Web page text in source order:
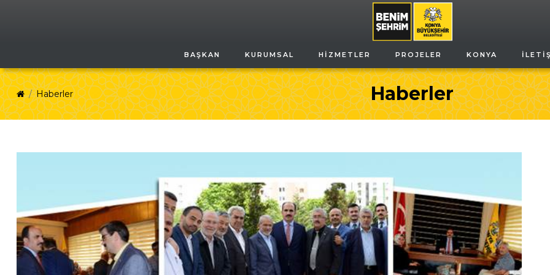
BAŞKAN KURUMSAL HIZMETLER PROJELER KONYA
Haberler
Haberler